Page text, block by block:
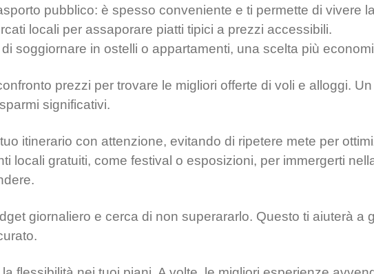
pubblico: è spesso conveniente e ti permette di vivere
locali per assaporare piatti tipici a prezzi accessibili.
soggiornare in ostelli o appartamenti, una scelta più
prezzi per trovare le migliori offerte di voli e alloggi.
significativi.
itinerario con attenzione, evitando di ripetere mete per
locali gratuiti, come festival o esposizioni, per immergerti
giornaliero e cerca di non superararlo. Questo ti aiuterà a